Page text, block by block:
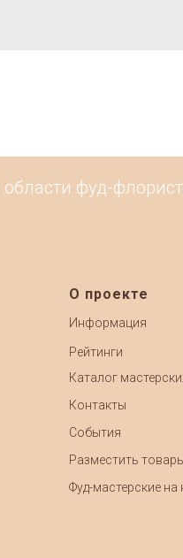
фуд-
О проекте
Информация
Рейтинги
Каталог
Контакты
События
Разместить
Фуд-мастерские на